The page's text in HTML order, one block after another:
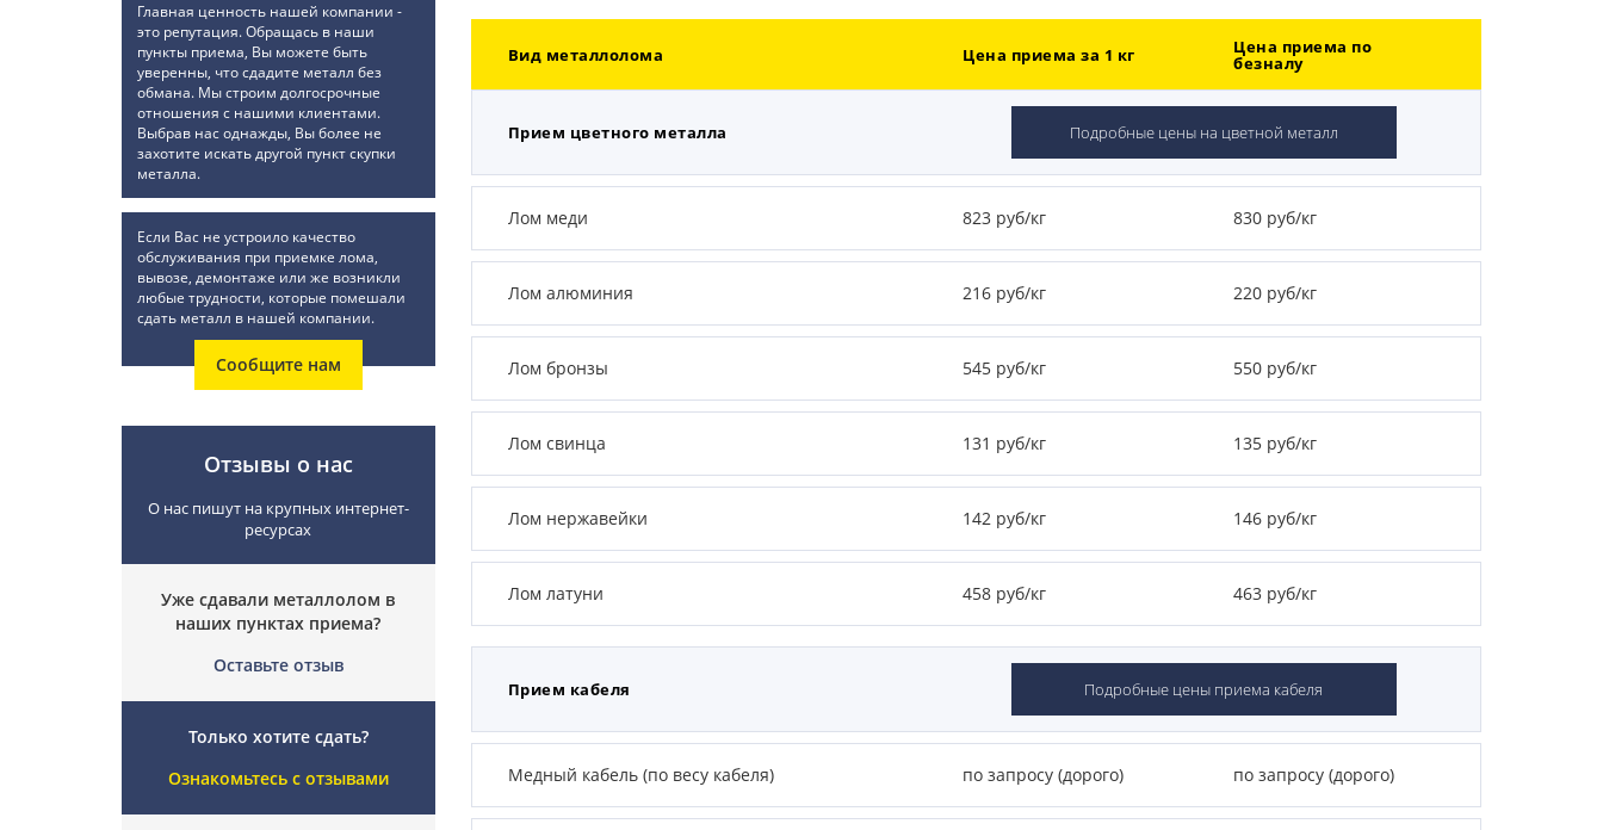
Вид металлолома Цена приема за 1 кг Цена приема по
безналу
Прием цветного металла Подробные цены на цветной металл
Лом меди 823 руб/кг 830 руб/кг
Лом алюминия 216 руб/кг 220 руб/кг
Лом бронзы 545 руб/кг 550 руб/кг
Лом свинца 131 руб/кг 135 руб/кг
Лом нержавейки 142 руб/кг 146 руб/кг
Лом латуни 458 руб/кг 463 руб/кг
Прием кабеля Подробные цены приема кабеля
Медный кабель (по весу кабеля) по запросу (дорого) по запросу (дорого)
Главная ценность нашей компании -
это репутация. Обращась в наши
пункты приема, Вы можете быть
уверенны, что сдадите металл без
обмана. Мы строим долгосрочные
отношения с нашими клиентами.
Выбрав нас однажды, Вы более не
захотите искать другой пункт скупки
металла.
Если Вас не устроило качество
обслуживания при приемке лома,
вывозе, демонтаже или же возникли
любые трудности, которые помешали
сдать металл в нашей компании.
Сообщите нам
Отзывы о нас
О нас пишут на крупных интернет-
ресурсах
Уже сдавали металлолом в
наших пунктах приема?
Оставьте отзыв
Только хотите сдать?
Ознакомьтесь с отзывами